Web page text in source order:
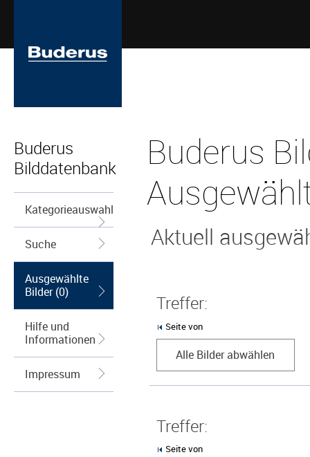
Buderus
Bilddatenbank
Kategorieauswahl
Suche
Ausgewählte
Bilder (0)
Hilfe und
Informationen
Impressum
Buderus
Aktuell
Treffer:
Seite von
Alle Bilder abwählen
Treffer:
Seite von